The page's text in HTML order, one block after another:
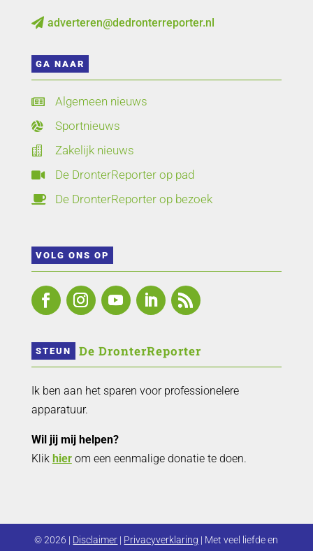
 adverteren@dedronterreporter.nl
GA NAAR
 Algemeen nieuws
 Sportnieuws
 Zakelijk nieuws
 De DronterReporter op pad
 De DronterReporter op bezoek
VOLG ONS OP
STEUN De DronterReporter
Ik ben aan het sparen voor professionelere
apparatuur.
Wil jij mij helpen?
Klik hierom een eenmalige donatie te doen.
© 2026 | Disclaimer | Privacyverklaring | Met veel liefde en